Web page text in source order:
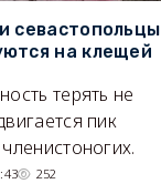
севастопольцы
на клещей
терять не
пик
252